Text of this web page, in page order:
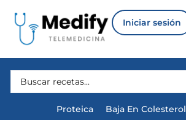
Iniciar sesión
Proteica Baja En Colesterol